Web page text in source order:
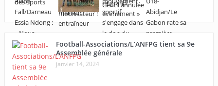
Football-Associations/L’ANFPG tient sa 9e
Assemblée générale
janvier 14, 2024